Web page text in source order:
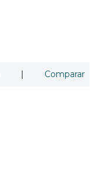
| Comparar